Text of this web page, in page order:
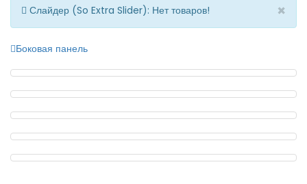
Слайдер (So Extra Slider): Нет товаров! ×
Боковая панель